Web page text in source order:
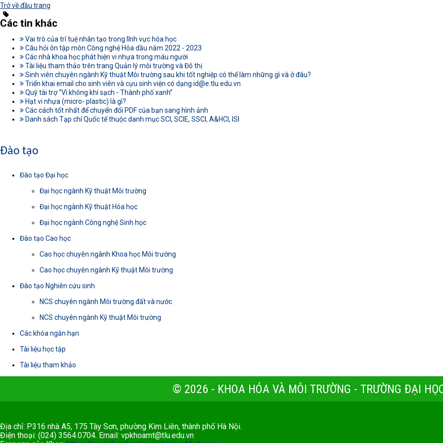
Trở về đầu trang
Các tin khác
Vai trò của trí tuệ nhân tạo trong lĩnh vực hóa học
Câu hỏi ôn tập môn Công nghệ Hóa dầu năm 2022 - 2023
Các nhà khoa học phát hiện vi nhựa trong máu người
Tài liệu tham thảo trên trang Quản lý môi trường và Đô thị
Sinh viên chuyên ngành Kỹ thuật Môi trường sau khi tốt nghiệp có thể làm những gì và ở đâu?
Triển khai email cho sinh viên và cựu sinh viện có dạng id@e.tlu.edu.vn
Quỹ tài trợ “Vì không khí sạch - Thành phố xanh”
Hạt vi nhựa (micro- plastic) là gì?
Các cách tốt nhất để chuyển đổi PDF của bạn sang hình ảnh
Danh sách Tạp chí Quốc tế thuộc danh mục SCI, SCIE, SSCI, A&HCI, ISI
Đào tạo
Đào tạo Đại học
Đại học ngành Kỹ thuật Môi trường
Đại học ngành Kỹ thuật Hóa học
Đại học ngành Công nghệ Sinh học
Đào tạo Cao học
Cao học chuyên ngành Khoa học Môi trường
Cao học chuyên ngành Kỹ thuật Môi trường
Đào tạo Nghiên cứu sinh
NCS chuyên ngành Môi trường đất và nước
NCS chuyên ngành Kỹ thuật Môi trường
Các khóa ngắn hạn
Tài liệu học tập
Tài liệu tham khảo
© 2026 - KHOA HÓA VÀ MÔI TRƯỜNG - TRƯỜNG ĐẠI
Địa chỉ: P316 nhà A5, 175 Tây Sơn, phường Kim Liên, thành phố Hà Nội.
Điện thoại: (024) 3564.0704. Email: vpkhoamt@tlu.edu.vn